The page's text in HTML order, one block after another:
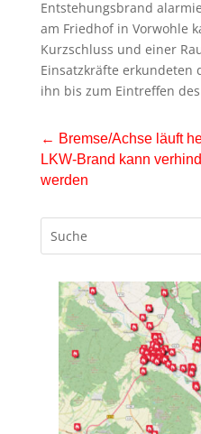
Entstehungsbrand
am Friedhof in Vorwohle
Kurzschluss und einer
Einsatzkräfte erkundeten
ihn bis zum Eintreffen
← Bremse/Achse läuft
LKW-Brand kann
werden